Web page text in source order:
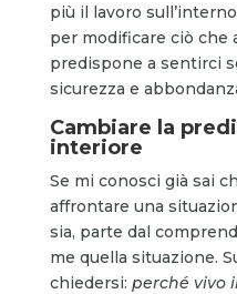
più il lavoro
per modificare ciò che
predispone a sentirci
sicurezza e
Cambiare la
interiore
Se mi conosci già sai
affrontare una
sia, parte dal
me quella situazione.
chiedersi: perché vivo